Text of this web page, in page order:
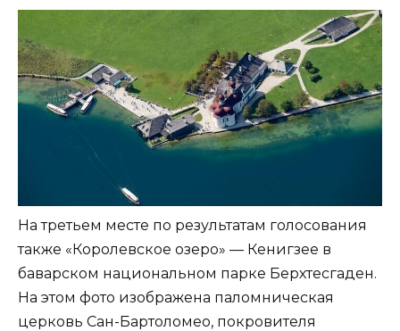
На третьем месте по результатам голосования
также «Королевское озеро» — Кенигзее в
баварском национальном парке Берхтесгаден.
На этом фото изображена паломническая
церковь Сан-Бартоломео, покровителя